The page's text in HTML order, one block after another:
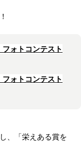
ォトコンテスト
ォトコンテスト
、「栄えある賞を